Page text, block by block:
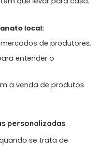
local:
de produtores.
entender o
a venda de produtos
personalizadas
se trata de